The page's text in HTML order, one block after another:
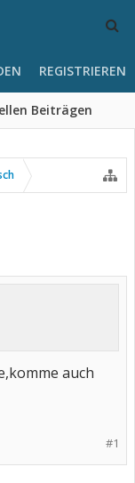
Beiträgen
REGISTRIEREN
auch
#1